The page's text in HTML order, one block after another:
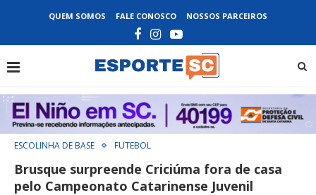
QUEM SOMOS FALE CONOSCO NOSSOS PARCEIROS
ESCOLINHA DE BASE FUTEBOL
Brusque surpreende Criciúma fora de casa
pelo Campeonato Catarinense Juvenil